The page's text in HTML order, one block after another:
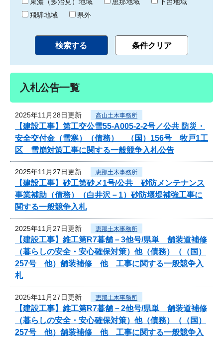
飛騨地域
県外
入札公告一覧
2025年11月28日更新 高山土木事務所
【建設工事】第工交公雪55-A005-2-2号／公共 防災・
安全交付金（雪寒）（債務） （国）156号 牧戸1工
区 雪崩対策工事に関する一般競争入札公告
2025年11月27日更新 恵那土木事務所
【建設工事】砂工第砂メ1号/公共 砂防メンテナンス
事業補助（債務）（白井沢－1）砂防堰堤補強工事に
関する一般競争入札
2025年11月27日更新 恵那土木事務所
【建設工事】維工第R7暮舗－3他号/県単 舗装道補修
（暮らしの安全・安心確保対策）他（債務）（（国）
257号 他）舗装補修 他 工事に関する一般競争入
札
2025年11月27日更新 恵那土木事務所
【建設工事】維工第R7暮舗－2他号/県単 舗装道補修
（暮らしの安全・安心確保対策）他（債務）（（国）
257号 他）舗装補修 他 工事に関する一般競争入